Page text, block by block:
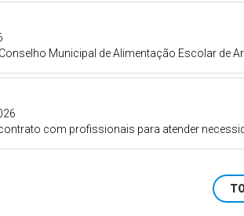
Municipal de Alimentação Escolar de
com profissionais para atender